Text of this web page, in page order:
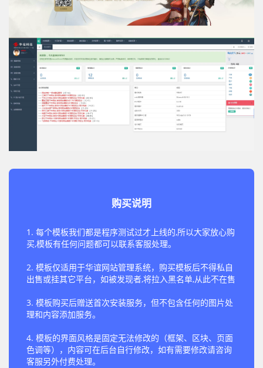
购买说明
1. 每个模板我们都是程序测试过才上线的,所以大家放心购
买,模板有任何问题都可以联系客服处理。
2. 模板仅适用于华谊网站管理系统，购买模板后不得私自
出售或挂其它平台，如被发现者,将拉入黑名单,从此不在售
3. 模板购买后赠送首次安装服务，但不包含任何的图片处
理和内容添加服务。
4. 模板的界面风格是固定无法修改的（框架、区块、页面
色调等），内容可在后台自行修改，如有需要修改请咨询
客服另外付费处理。